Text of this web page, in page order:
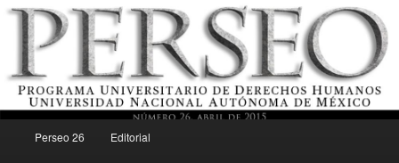
Ir al contenido secundario
Perseo 26 Editorial